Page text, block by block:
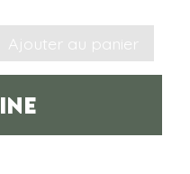
Ajouter au panier